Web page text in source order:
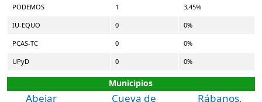
PODEMOS 1 3,45%
IU-EQUO 0 0%
PCAS-TC 0 0%
UPyD 0 0%
Municipios
Abejar
Cueva de
Rábanos,